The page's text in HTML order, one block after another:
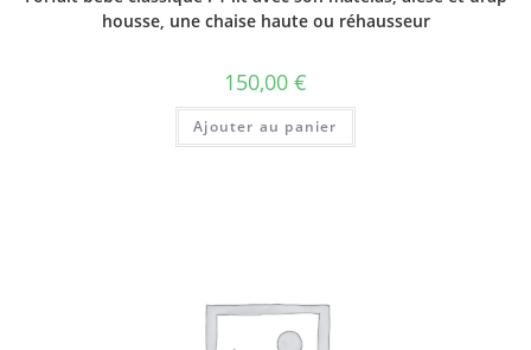
housse, une chaise haute ou réhausseur
150,00 €
Ajouter au panier